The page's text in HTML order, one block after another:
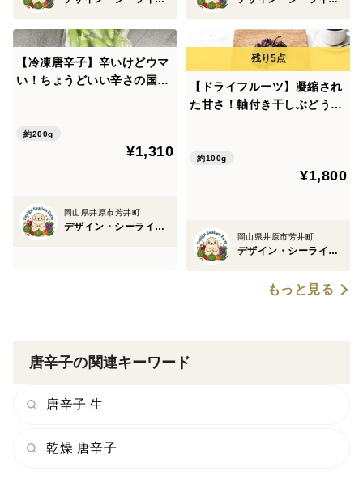
【冷凍唐辛子】辛いけどウマ
い！ちょうどいい辛さの国産
約200g
¥1,310
岡山県井原市芳井町
デザイン・シーライオン・ファーム
【ドライフルーツ】凝縮され
た甘さ！軸付き干しぶどう
約100g
¥1,800
岡山県井原市芳井町
デザイン・シーライオン・ファーム
もっと見る
唐辛子の関連キーワード
唐辛子 生
乾燥 唐辛子